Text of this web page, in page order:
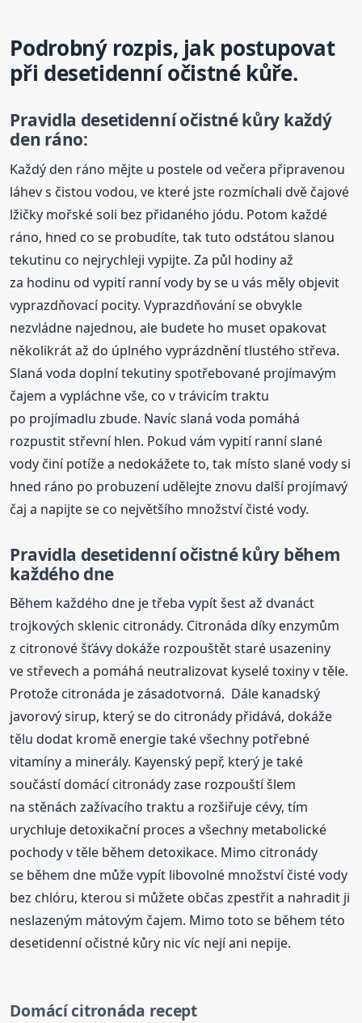
Podrobný rozpis, jak postupovat
při desetidenní očistné kůře.
Pravidla desetidenní očistné kůry každý
den ráno:
Každý den ráno mějte u postele od večera připravenou
láhev s čistou vodou, ve které jste rozmíchali dvě čajové
lžičky mořské soli bez přidaného jódu. Potom každé
ráno, hned co se probudíte, tak tuto odstátou slanou
tekutinu co nejrychleji vypijte. Za půl hodiny až
za hodinu od vypití ranní vody by se u vás měly objevit
vyprazdňovací pocity. Vyprazdňování se obvykle
nezvládne najednou, ale budete ho muset opakovat
několikrát až do úplného vyprázdnění tlustého střeva.
Slaná voda doplní tekutiny spotřebované projímavým
čajem a vypláchne vše, co v trávicím traktu
po projímadlu zbude. Navíc slaná voda pomáhá
rozpustit střevní hlen. Pokud vám vypití ranní slané
vody činí potíže a nedokážete to, tak místo slané vody si
hned ráno po probuzení udělejte znovu další projímavý
čaj a napijte se co největšího množství čisté vody.
Pravidla desetidenní očistné kůry během
každého dne
Během každého dne je třeba vypít šest až dvanáct
trojkových sklenic citronády. Citronáda díky enzymům
z citronové šťávy dokáže rozpouštět staré usazeniny
ve střevech a pomáhá neutralizovat kyselé toxiny v těle.
Protože citronáda je zásadotvorná. Dále kanadský
javorový sirup, který se do citronády přidává, dokáže
tělu dodat kromě energie také všechny potřebné
vitamíny a minerály. Kayenský pepř, který je také
součástí domácí citronády zase rozpouští šlem
na stěnách zažívacího traktu a rozšiřuje cévy, tím
urychluje detoxikační proces a všechny metabolické
pochody v těle během detoxikace. Mimo citronády
se během dne může vypít libovolné množství čisté vody
bez chlóru, kterou si můžete občas zpestřit a nahradit ji
neslazeným mátovým čajem. Mimo toto se během této
desetidenní očistné kůry nic víc nejí ani nepije.
Domácí citronáda recept